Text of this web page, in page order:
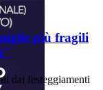
più fragili
dai festeggiamenti